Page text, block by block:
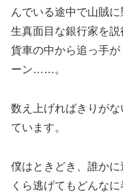
んでいる途中で山賊
生真面目な銀行家を説
貨車の中から追っ手
ーン……。
数え上げればきりが
ています。
僕はときどき、誰か
くら逃げてもどんな